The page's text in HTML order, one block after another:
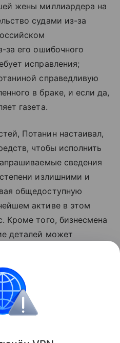
жены миллиардера на
судами из-за
за его ошибочного
исправления;
справедливую
в браке, и если да,
газета.
Потанин настаивал,
чтобы исполнить
сведения
излишними и
общедоступную
активе в этом
Кроме того, бизнесмена
деталей может
суд
Поделиться